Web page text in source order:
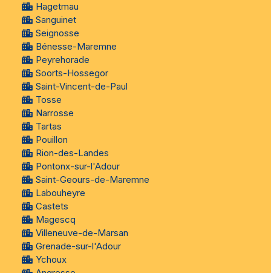
Hagetmau
Sanguinet
Seignosse
Bénesse-Maremne
Peyrehorade
Soorts-Hossegor
Saint-Vincent-de-Paul
Tosse
Narrosse
Tartas
Pouillon
Rion-des-Landes
Pontonx-sur-l'Adour
Saint-Geours-de-Maremne
Labouheyre
Castets
Magescq
Villeneuve-de-Marsan
Grenade-sur-l'Adour
Ychoux